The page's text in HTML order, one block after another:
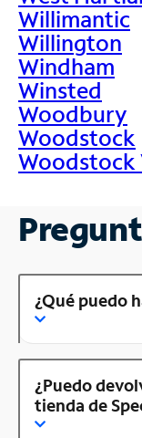
Willimantic
Willington
Windham
Winsted
Woodbury
Woodstock
Woodstock
¿Qué puedo
¿Puedo
tienda de